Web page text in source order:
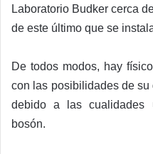
Laboratorio Budker cerca
de este último que se
De todos modos, hay
con las posibilidades de
debido a las cualidades
bosón.